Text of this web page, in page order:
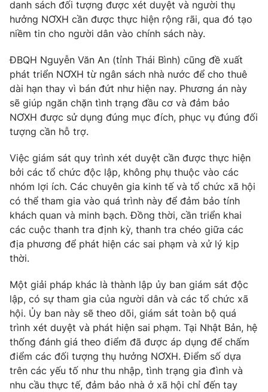
danh sách đối tượng được xét duyệt và người thụ
hưởng NƠXH cần được thực hiện rộng rãi, qua đó tạo
niềm tin cho người dân vào chính sách này.
ĐBQH Nguyễn Văn An (tỉnh Thái Bình) cũng đề xuất
phát triển NƠXH từ ngân sách nhà nước để cho thuê
dài hạn thay vì bán đứt như hiện nay. Phương án này
sẽ giúp ngăn chặn tình trạng đầu cơ và đảm bảo
NƠXH được sử dụng đúng mục đích, phục vụ đúng đối
tượng cần hỗ trợ.
Việc giám sát quy trình xét duyệt cần được thực hiện
bởi các tổ chức độc lập, không phụ thuộc vào các
nhóm lợi ích. Các chuyên gia kinh tế và tổ chức xã hội
có thể tham gia vào quá trình này để đảm bảo tính
khách quan và minh bạch. Đồng thời, cần triển khai
các cuộc thanh tra định kỳ, thanh tra chéo giữa các
địa phương để phát hiện các sai phạm và xử lý kịp
thời.
Một giải pháp khác là thành lập ủy ban giám sát độc
lập, có sự tham gia của người dân và các tổ chức xã
hội. Ủy ban này sẽ theo dõi, giám sát toàn bộ quá
trình xét duyệt và phát hiện sai phạm. Tại Nhật Bản, hệ
thống đánh giá theo điểm đã được áp dụng để chấm
điểm các đối tượng thụ hưởng NƠXH. Điểm số dựa
trên các yếu tố như thu nhập, tình trạng gia đình và
nhu cầu thực tế, đảm bảo nhà ở xã hội chỉ đến tay